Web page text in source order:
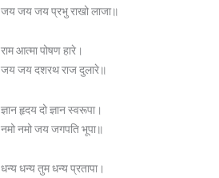
जय जय जय प्रभु राखो लाजा॥
राम आत्मा पोषण हारे।
जय जय दशरथ राज दुलारे॥
ज्ञान हृदय दो ज्ञान स्वरूपा।
नमो नमो जय जगपति भूपा॥
धन्य धन्य तुम धन्य प्रतापा।